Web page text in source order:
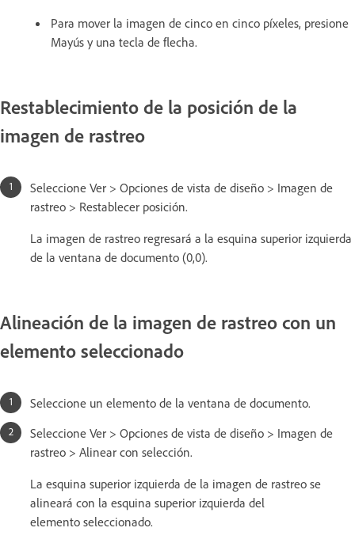
Para mover la imagen de cinco en cinco píxeles, presione
Mayús y una tecla de flecha.
Restablecimiento de la posición de la
imagen de rastreo
Seleccione Ver > Opciones de vista de diseño > Imagen de
rastreo > Restablecer posición.
La imagen de rastreo regresará a la esquina superior izquierda
de la ventana de documento (0,0).
Alineación de la imagen de rastreo con un
elemento seleccionado
Seleccione un elemento de la ventana de documento.
Seleccione Ver > Opciones de vista de diseño > Imagen de
rastreo > Alinear con selección.
La esquina superior izquierda de la imagen de rastreo se
alineará con la esquina superior izquierda del
elemento seleccionado.